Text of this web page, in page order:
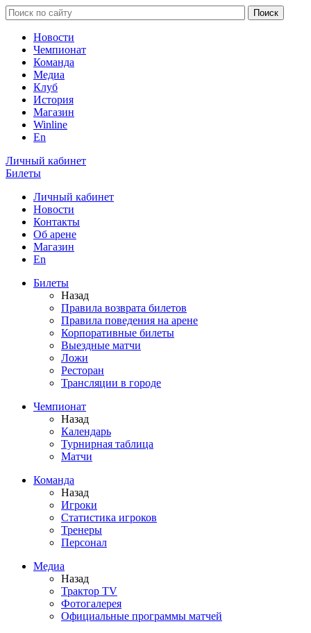
Новости
Чемпионат
Команда
Медиа
Клуб
История
Магазин
Winline
En
Личный кабинет
Билеты
Личный кабинет
Новости
Контакты
Об арене
Магазин
En
Билеты
Назад
Правила возврата билетов
Правила поведения на арене
Корпоративные билеты
Выездные матчи
Ложи
Ресторан
Трансляции в городе
Чемпионат
Назад
Календарь
Турнирная таблица
Матчи
Команда
Назад
Игроки
Статистика игроков
Тренеры
Персонал
Медиа
Назад
Трактор TV
Фотогалерея
Официальные программы матчей